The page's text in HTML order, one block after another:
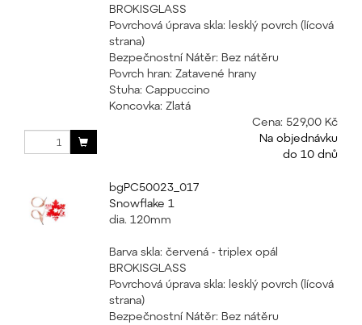
BROKISGLASS
Povrchová úprava skla: lesklý povrch (lícová
strana)
Bezpečnostní Nátěr: Bez nátěru
Povrch hran: Zatavené hrany
Stuha: Cappuccino
Koncovka: Zlatá
Cena: 529,00 Kč
Na objednávku
do 10 dnů
bgPC50023_017
Snowflake 1
dia. 120mm
Barva skla: červená - triplex opál
BROKISGLASS
Povrchová úprava skla: lesklý povrch (lícová
strana)
Bezpečnostní Nátěr: Bez nátěru